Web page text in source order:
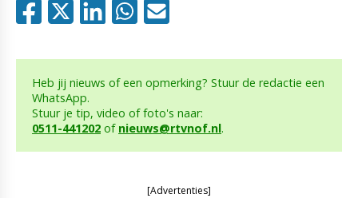
Heb jij nieuws of een opmerking? Stuur de redactie een
WhatsApp.
Stuur je tip, video of foto's naar:
0511-441202 of nieuws@rtvnof.nl.
[Advertenties]